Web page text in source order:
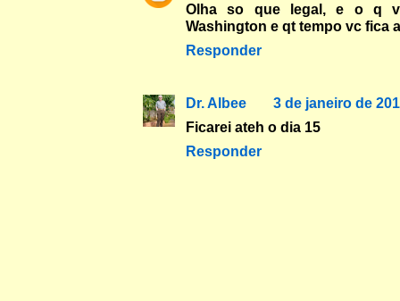
Olha so que legal, e o q
Washington e qt tempo vc fica
Responder
Dr. Albee
3 de janeiro de
Ficarei ateh o dia 15
Responder